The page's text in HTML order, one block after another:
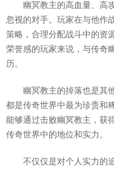
幽冥教主的高血量、高
忽视的对手。玩家在与他作
策略，合理分配战斗中的资
荣誉感的玩家来说，与传奇
历。
幽冥教主的掉落也是其
都是传奇世界中最为珍贵和
能够通过击败幽冥教主，获
传奇世界中的地位和实力。
不仅仅是对个人实力的